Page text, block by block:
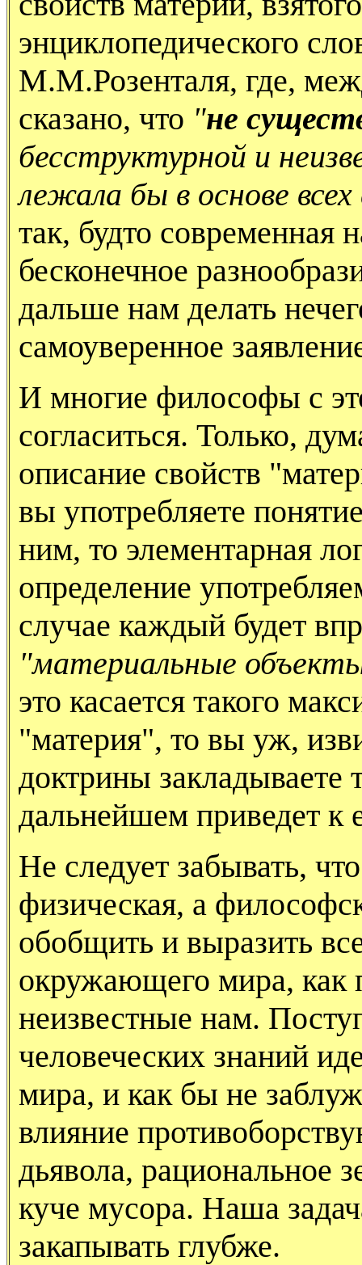
энциклопедического
М.М.Розенталя, где,
сказано, что "не
бесструктурной и
лежала бы в основе
так, будто современная
бесконечное
дальше нам делать
самоуверенное
И многие философы с
согласиться. Только,
описание свойств
вы употребляете
ним, то элементарная
определение
случае каждый будет
"материальные
это касается такого
"материя", то вы уж,
доктрины закладываете
дальнейшем приведет к
Не следует забывать,
физическая, а
обобщить и выразить
окружающего мира, как
неизвестные нам.
человеческих знаний
мира, и как бы не
влияние
дьявола, рациональное
куче мусора. Наша
закапывать глубже.